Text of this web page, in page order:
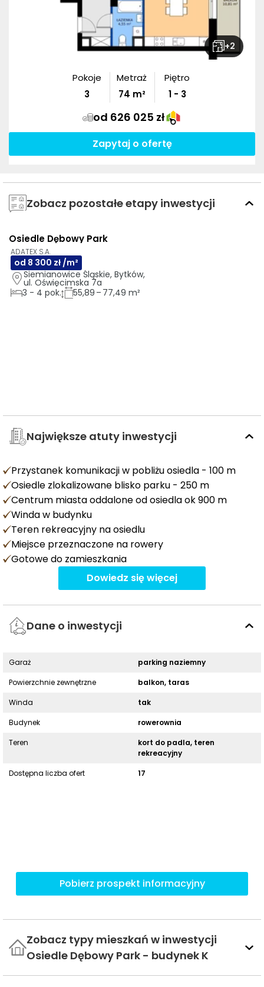
+2
Pokoje
3
Metraż
74 m²
Piętro
1 - 3
od 626 025 zł
Zapytaj o ofertę
Zobacz pozostałe etapy inwestycji
AI GOTOWE DO ODBIORU
Osiedle Dębowy Park
ADATEX S.A.
od 8 300 zł /m²
Siemianowice Śląskie, Bytków,
ul. Oświęcimska 7a
3 - 4 pok. 55,89 – 77,49 m²
Największe atuty inwestycji
Przystanek komunikacji w pobliżu osiedla - 100 m
Osiedle zlokalizowane blisko parku - 250 m
Centrum miasta oddalone od osiedla ok 900 m
Winda w budynku
Teren rekreacyjny na osiedlu
Miejsce przeznaczone na rowery
Gotowe do zamieszkania
Dowiedz się więcej
Dane o inwestycji
Garaż
parking naziemny
Powierzchnie zewnętrzne
balkon, taras
Winda
tak
Budynek
rowerownia
Teren
kort do padla, teren
rekreacyjny
Dostępna liczba ofert
17
Pobierz prospekt informacyjny
Zobacz typy mieszkań w inwestycji
Osiedle Dębowy Park - budynek K